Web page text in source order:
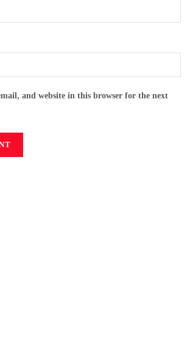
and website in this browser for the next